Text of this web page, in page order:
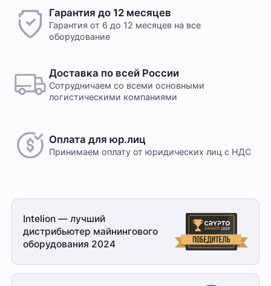
Гарантия до 12 месяцев
Гарантия от 6 до 12 месяцев на все
оборудование
Доставка по всей России
Сотрудничаем со всеми основными
логистическими компаниями
Оплата для юр.лиц
Принимаем оплату от юридических лиц с НДС
Intelion — лучший
дистрибьютер майнингового
оборудования 2024